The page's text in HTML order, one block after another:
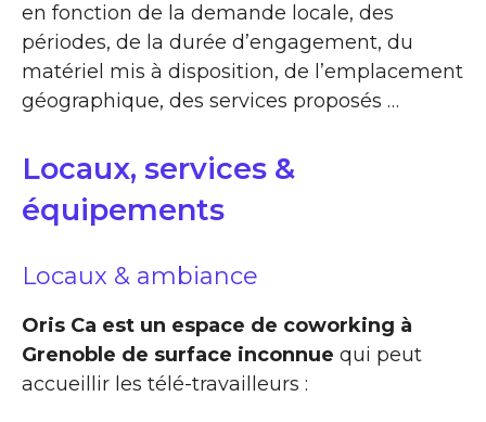
en fonction de la demande locale, des
périodes, de la durée d’engagement, du
matériel mis à disposition, de l’emplacement
géographique, des services proposés …
Locaux, services &
équipements
Locaux & ambiance
Oris Ca est un espace de coworking à
Grenoble de surface inconnue qui peut
accueillir les télé-travailleurs :